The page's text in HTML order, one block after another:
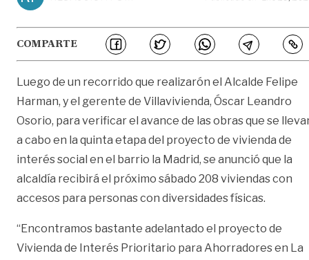
COMPARTE
Luego de un recorrido que realizarón el Alcalde Felipe
Harman, y el gerente de Villavivienda, Óscar Leandro
Osorio, para verificar el avance de las obras que se
a cabo en la quinta etapa del proyecto de vivienda de
interés social en el barrio la Madrid, se anunció que la
alcaldía recibirá el próximo sábado 208 viviendas con
accesos para personas con diversidades físicas.
“Encontramos bastante adelantado el proyecto de
Vivienda de Interés Prioritario para Ahorradores en La